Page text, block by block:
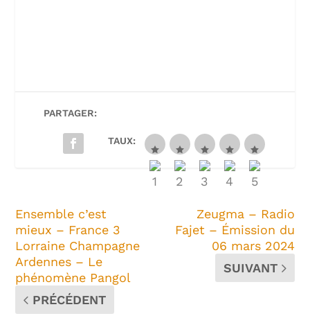
PARTAGER:
TAUX:
Ensemble c’est
mieux – France 3
Lorraine Champagne
Ardennes – Le
phénomène Pangol
PRÉCÉDENT
Zeugma – Radio
Fajet – Émission du
06 mars 2024
SUIVANT